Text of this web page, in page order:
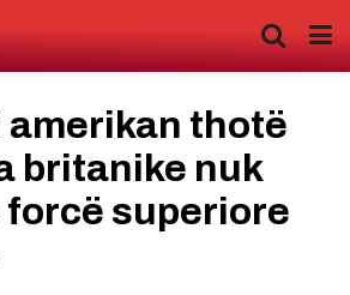
thotë
britanike nuk
forcë superiore